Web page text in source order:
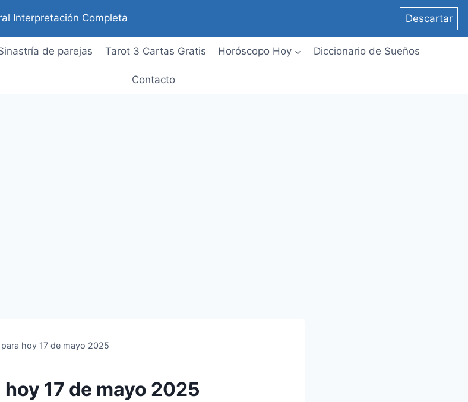
Interpretación Completa Descartar
de parejas Tarot 3 Cartas Gratis Horóscopo Hoy Diccionario de Sueños
Contacto
hoy 17 de mayo 2025
17 de mayo 2025